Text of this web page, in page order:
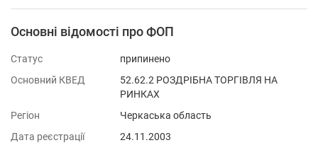
Основні відомості про ФОП
Статус
припинено
Основний КВЕД
52.62.2 РОЗДРІБНА ТОРГІВЛЯ НА
РИНКАХ
Регіон
Черкаська область
Дата реєстрації
24.11.2003